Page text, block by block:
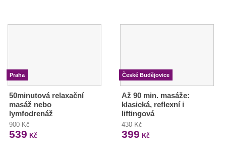
Praha
50minutová relaxační
masáž nebo
lymfodrenáž
900 Kč
539 Kč
České Budějovice
Až 90 min. masáže:
klasická, reflexní i
liftingová
430 Kč
399 Kč